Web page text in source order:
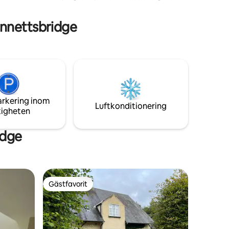
landsbygden. Raven's Rock ligger utanför
allfarvägen, beläget på East Munster
möjliga av din vistelse i sydöstra Irland.
inom
Luftkonditionering
Gästfavorit
Gästfavorit